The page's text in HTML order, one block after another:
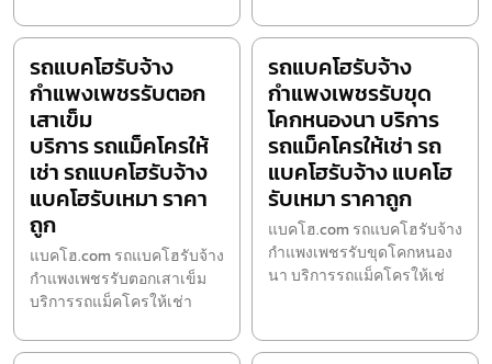
รถแบคโฮรับจ้าง
กำแพงเพชรรับตอก
เสาเข็ม
บริการ รถแม็คโครให้
เช่า รถแบคโฮรับจ้าง
แบคโฮรับเหมา ราคา
ถูก
แบคโฮ.com รถแบคโฮรับจ้าง
กำแพงเพชรรับตอกเสาเข็ม
บริการรถแม็คโครให้เช่า
รถแบคโฮรับจ้าง
กำแพงเพชรรับขุด
โคกหนองนา บริการ
รถแม็คโครให้เช่า รถ
แบคโฮรับจ้าง แบคโฮ
รับเหมา ราคาถูก
แบคโฮ.com รถแบคโฮรับจ้าง
กำแพงเพชรรับขุดโคกหนอง
นา บริการรถแม็คโครให้เช่